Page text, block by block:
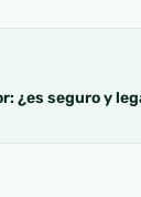
¿es seguro y